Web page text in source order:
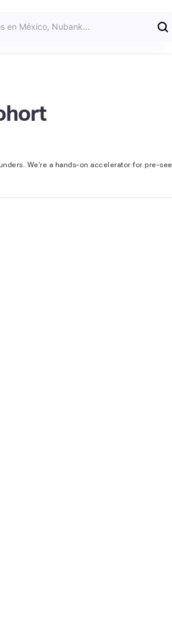
We're a hands-on accelerator for pre-